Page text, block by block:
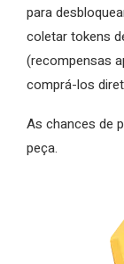
para
coletar tokens
(recompensas
comprá-los
As chances de
peça.